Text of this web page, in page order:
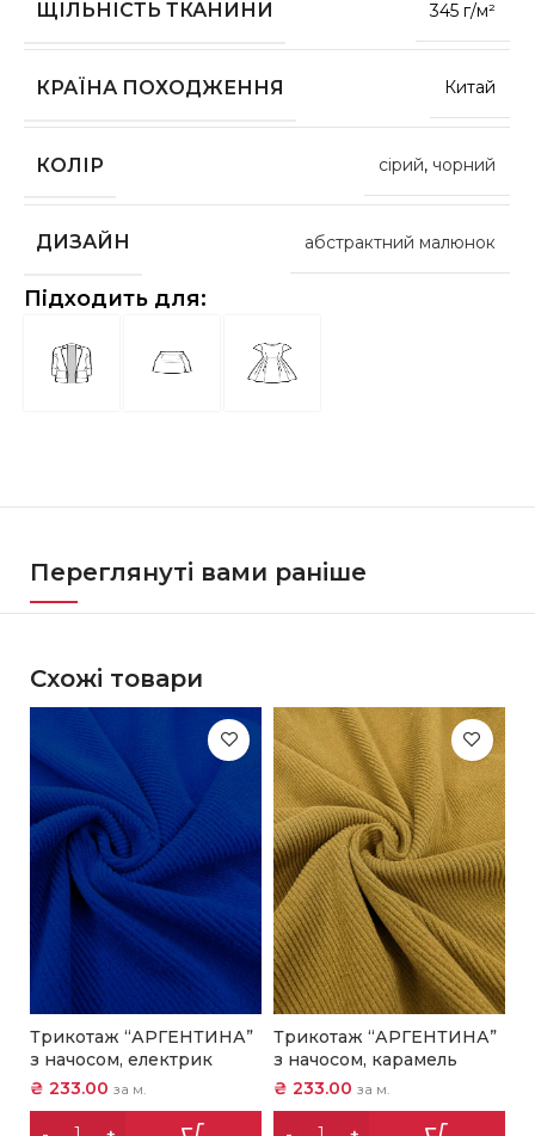
ЩІЛЬНІСТЬ ТКАНИНИ 345 г/м²
КРАЇНА ПОХОДЖЕННЯ Китай
КОЛІР сірий, чорний
ДИЗАЙН абстрактний малюнок
Підходить для:
Переглянуті вами раніше
Схожі товари
Трикотаж “АРГЕНТИНА”
з начосом, електрик
₴ 233.00 за м.
Трикотаж “АРГЕНТИНА”
з начосом, карамель
₴ 233.00 за м.